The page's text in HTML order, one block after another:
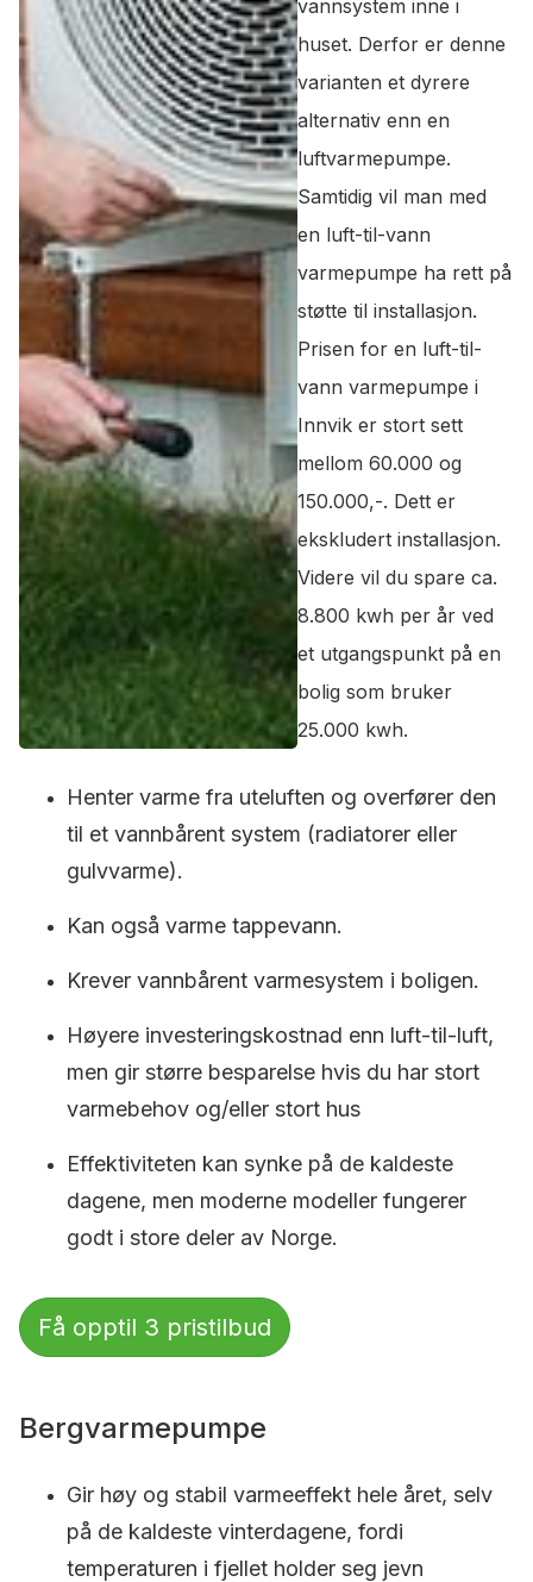
vannsystem inne i
huset. Derfor er denne
varianten et dyrere
alternativ enn en
luftvarmepumpe.
Samtidig vil man med
en luft-til-vann
varmepumpe ha rett på
støtte til installasjon.
Prisen for en luft-til-
vann varmepumpe i
Innvik er stort sett
mellom 60.000 og
150.000,-. Dett er
ekskludert installasjon.
Videre vil du spare ca.
8.800 kwh per år ved
et utgangspunkt på en
bolig som bruker
25.000 kwh.
Henter varme fra uteluften og overfører den
til et vannbårent system (radiatorer eller
gulvvarme).
Kan også varme tappevann.
Krever vannbårent varmesystem i boligen.
Høyere investeringskostnad enn luft-til-luft,
men gir større besparelse hvis du har stort
varmebehov og/eller stort hus
Effektiviteten kan synke på de kaldeste
dagene, men moderne modeller fungerer
godt i store deler av Norge.
Få opptil 3 pristilbud
Bergvarmepumpe
Gir høy og stabil varmeeffekt hele året, selv
på de kaldeste vinterdagene, fordi
temperaturen i fjellet holder seg jevn